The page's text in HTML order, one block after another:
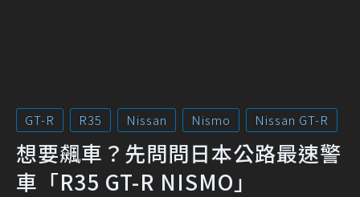
GT-R R35 Nissan Nismo Nissan GT-R
想要飆車？先問問日本公路最速警
車「R35 GT-R NISMO」